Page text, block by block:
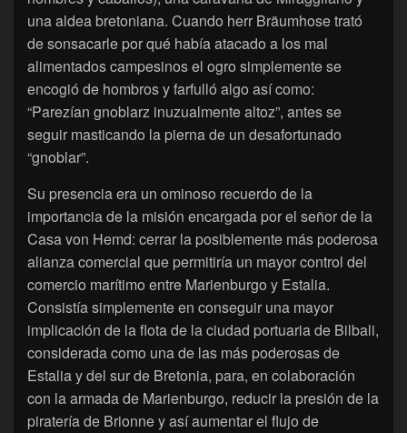
una aldea bretoniana. Cuando herr Bräumhose trató
de sonsacarle por qué había atacado a los mal
alimentados campesinos el ogro simplemente se
encogió de hombros y farfulló algo así como:
“Parezían gnoblarz inuzualmente altoz”, antes se
seguir masticando la pierna de un desafortunado
“gnoblar”.
Su presencia era un ominoso recuerdo de la
importancia de la misión encargada por el señor de la
Casa von Hemd: cerrar la posiblemente más poderosa
alianza comercial que permitiría un mayor control del
comercio marítimo entre Marienburgo y Estalia.
Consistía simplemente en conseguir una mayor
implicación de la flota de la ciudad portuaria de Bilbali,
considerada como una de las más poderosas de
Estalia y del sur de Bretonia, para, en colaboración
con la armada de Marienburgo, reducir la presión de la
piratería de Brionne y así aumentar el flujo de